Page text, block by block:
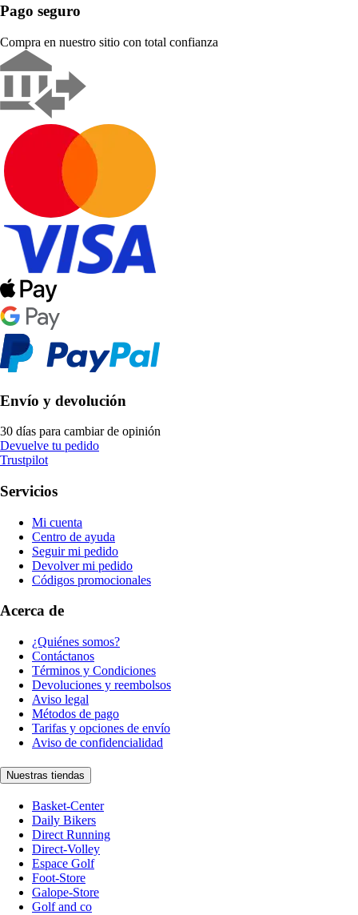
Pago seguro
Compra en nuestro sitio con total confianza
Envío y devolución
30 días para cambiar de opinión
Devuelve tu pedido
Trustpilot
Servicios
Mi cuenta
Centro de ayuda
Seguir mi pedido
Devolver mi pedido
Códigos promocionales
Acerca de
¿Quiénes somos?
Contáctanos
Términos y Condiciones
Devoluciones y reembolsos
Aviso legal
Métodos de pago
Tarifas y opciones de envío
Aviso de confidencialidad
Nuestras tiendas
Basket-Center
Daily Bikers
Direct Running
Direct-Volley
Espace Golf
Foot-Store
Galope-Store
Golf and co